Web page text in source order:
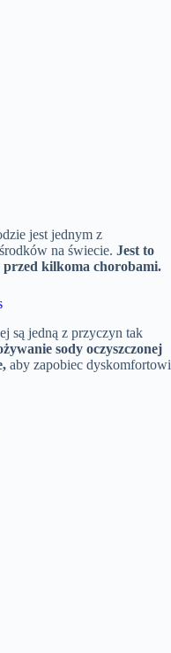
jest jednym z
na świecie. Jest to
przed kilkoma chorobami.
są jedną z przyczyn tak
sody oczyszczonej
, aby zapobiec dyskomfortowi